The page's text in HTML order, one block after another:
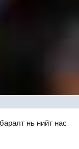
нь нийт нас